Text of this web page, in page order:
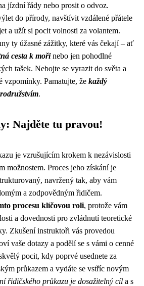
jízdní řády nebo prosit o odvoz.
do přírody, navštívit vzdálené přátele
a užít si pocit volnosti za volantem.
ty úžasné zážitky, které vás čekají – ať
cesta k mořinebo jen pohodlné
tašek. Nebojte se vyrazit do světa a
vzpomínky. Pamatujte, že každý
.
Najděte tu pravou!
je vzrušujícím krokem k nezávislosti
možnostem. Proces jeho získání je
navržený tak, aby vám
a zodpovědným řidičem.
procesu klíčovou roli, protože vám
a dovednosti pro zvládnutí teoretické
Zkušení instruktoři vás provedou
vaše dotazy a podělí se s vámi o cenné
pocit, kdy poprvé usednete za
průkazem a vydáte se vstříc novým
řidičského průkazu je dosažitelný cíl a s